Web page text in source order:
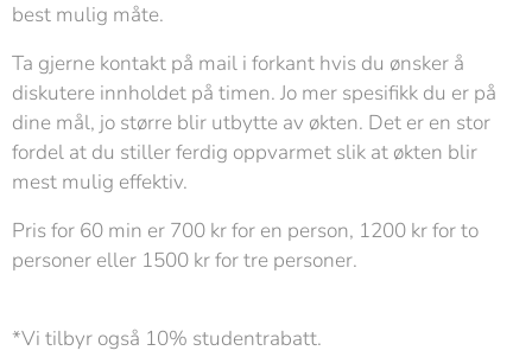
best mulig måte.
Ta gjerne kontakt på mail i forkant hvis du ønsker å
diskutere innholdet på timen. Jo mer spesifikk du er på
dine mål, jo større blir utbytte av økten. Det er en stor
fordel at du stiller ferdig oppvarmet slik at økten blir
mest mulig effektiv.
Pris for 60 min er 700 kr for en person, 1200 kr for to
personer eller 1500 kr for tre personer.
*Vi tilbyr også 10% studentrabatt.